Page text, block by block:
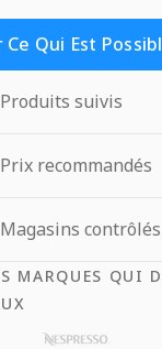
Ce Qui Est
Produits suivis
Prix recommandés
Magasins contrôlés
MARQUES QUI